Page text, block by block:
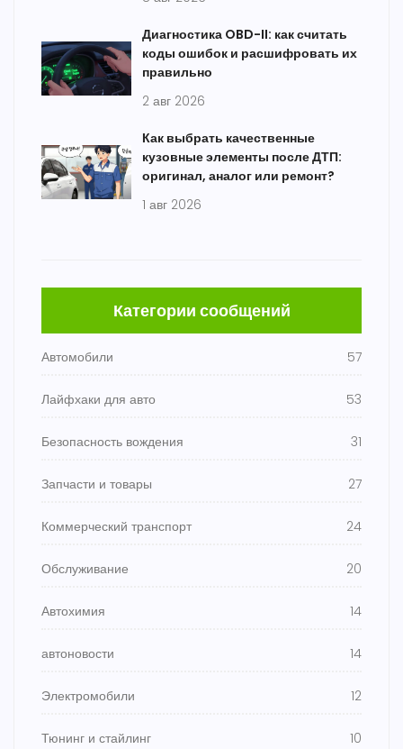
Диагностика OBD-II: как считать
коды ошибок и расшифровать их
правильно
2 авг 2026
Как выбрать качественные
кузовные элементы после ДТП:
оригинал, аналог или ремонт?
1 авг 2026
Категории сообщений
Автомобили 57
Лайфхаки для авто 53
Безопасность вождения 31
Запчасти и товары 27
Коммерческий транспорт 24
Обслуживание 20
Автохимия 14
автоновости 14
Электромобили 12
Тюнинг и стайлинг 10